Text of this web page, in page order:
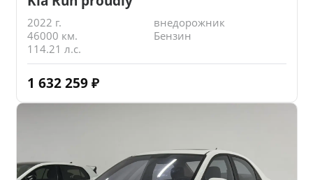
2022 г.
внедорожник
46000 км.
Бензин
114.21 л.с.
1 632 259 ₽